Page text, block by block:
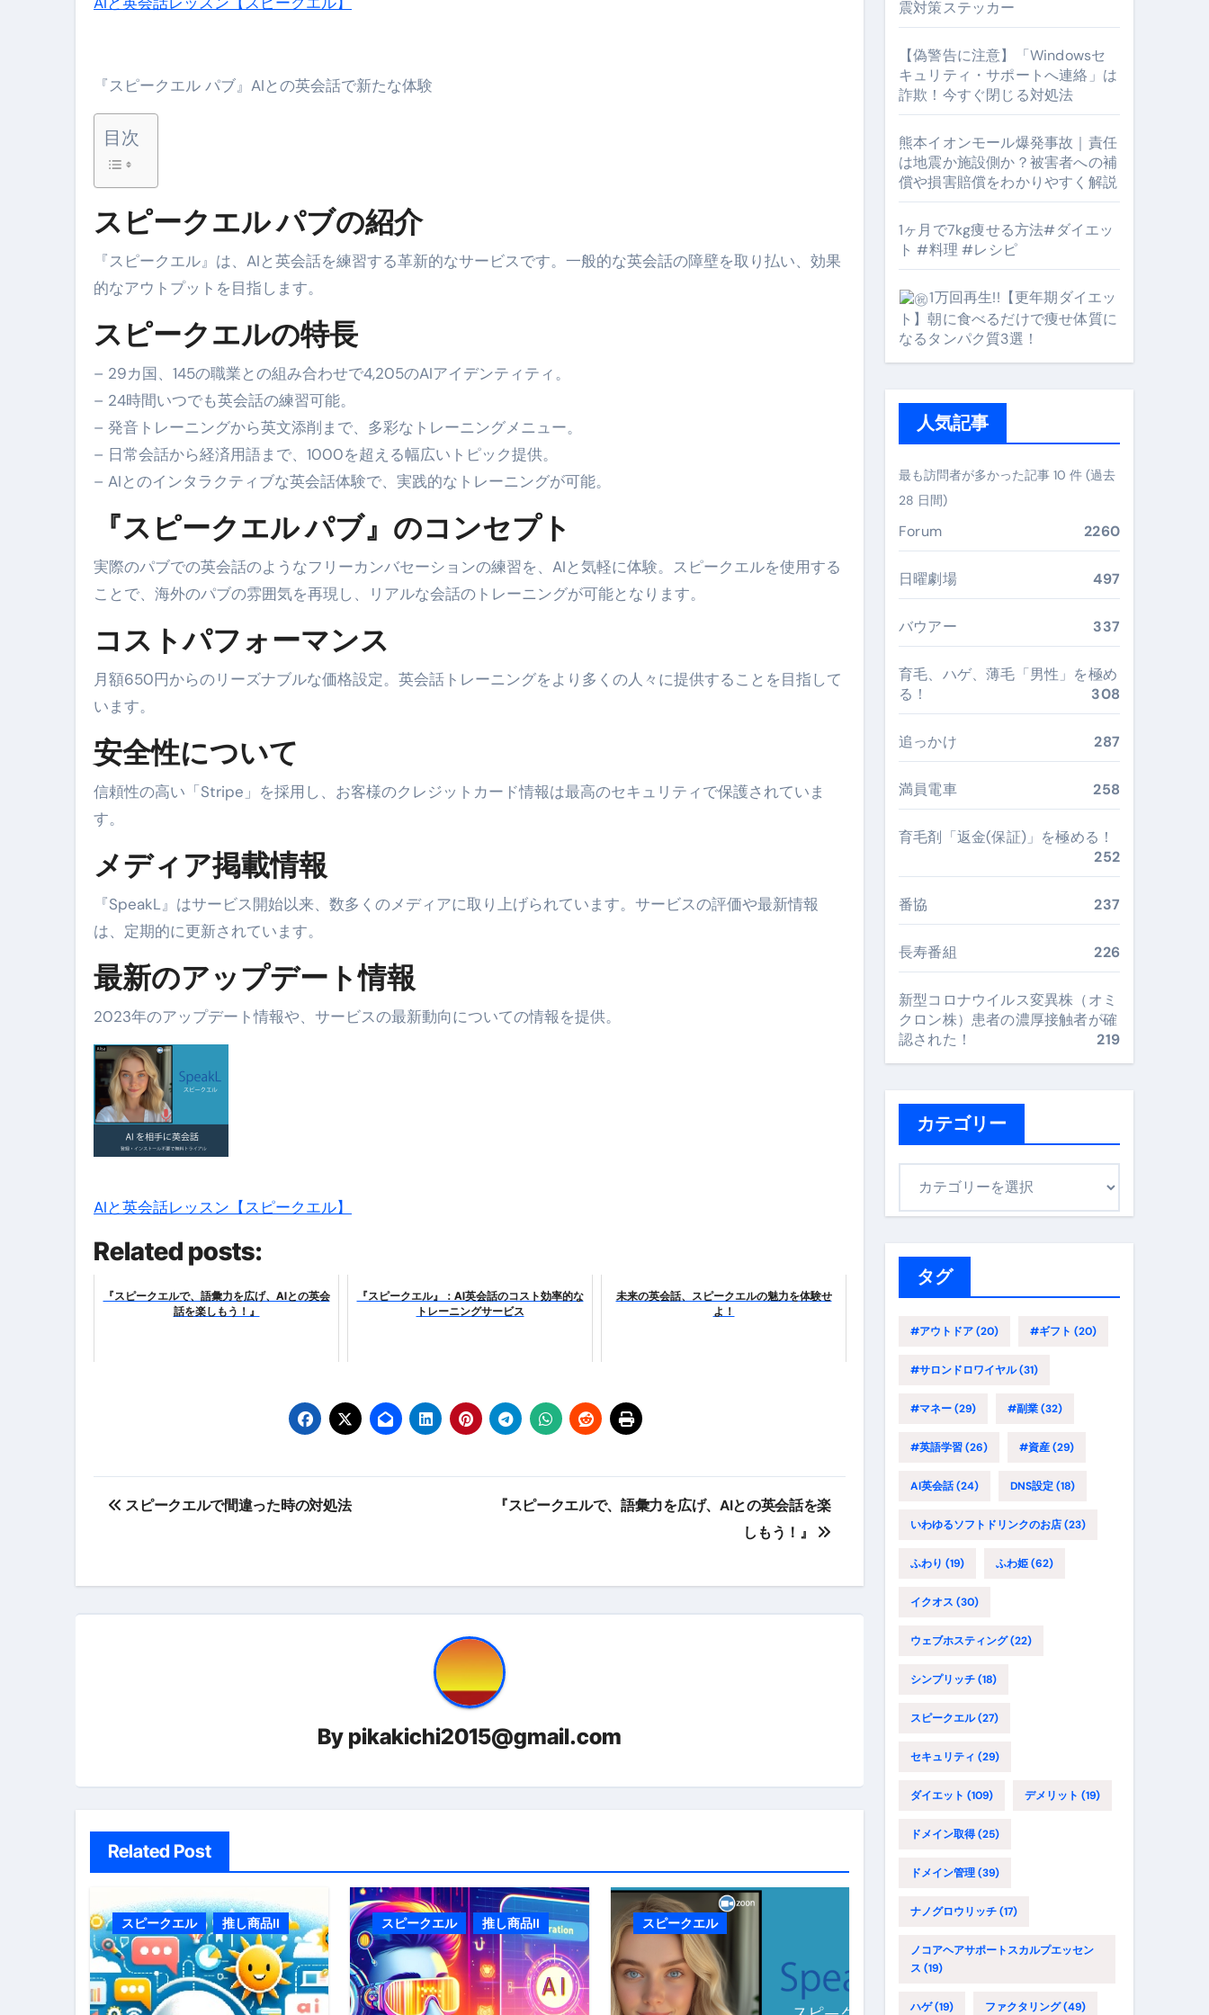
ムームードメイン 2月のおすすめドメイン特集- ビジネスの信用を築く――そのすべての起点となるのが独自ドメイン
FRONTIER スーパーセール2026 完全攻略ガイド 今こそ買い時！ゲーミングPC・高性能BTOを最安で手に入れる方法
なくす不安と消える恐怖をゼロにする時代へ Pebblebee × iMazing で完成する「究極のスマホ防衛システム」完全ガイド
使った分だけ支払う、いちばん賢いスマホ代。 BB.exciteモバイル「Fitプラン」完全ガイド
英語が「聞こえる・分かる・話せる」に変わる30日間 ― 科学的メソッドで英語脳を作る完全ガイド
【海外ツアー完全ガイド】アジア最安1万円台＆ハワイ朝食付き割引まで網羅 ― “失敗せずに選ぶ”実践大全
新春スペシャルセール完全ガイド：国内航空券＋ホテルが“セット割”で最安級！ スカイマーク／Peach／FDA／ソラシドエアを目的別に選ぶコツと、失敗し
【ムームードメイン】 【.site】今注目のドメインをご紹介
梅干しを毎日食べたらどうなるの？①【30秒でわかる効果まとめ】#梅干し #ダイエット #筋トレ #美容 #健康 #雑学 #ナレーター #小林将大
ブルーベリーを毎日食べたらどうなるの？②【30秒でわかる効果まとめ】#ダイエット #筋トレ #美容 #健康 #雑学 #ナレーター #小林将大
バナナを毎日食べたらどうなるの？①【30秒でわかる効果まとめ】#バナナ #ダイエット #筋トレ #美容 #健康 #雑学 #ナレーター #小林将大
筋トレせずにプロテインを飲み続けたらどうなるのか？ #ダイエット #プロテイン #痩せる
ドメイン取得からホームページ完成まで。ムームードメインなら“全部まとめて”安心スタート
【最新版】掛け布団の選び方“完全攻略”｜シンサレート・羽毛・人工羽毛・調温・吸湿発熱…あなたの寝室に最適解を出す快眠ガイド
【アシストステッパー】ハンドル付き・筋力アシスト・ツイスト・天然木まで徹底分類！室内で“足腰と体幹”を育てる選び方＆続け方ガイド
【2026年最新保存版】エアトリ超新春セール＆セット割完全攻略ガイド｜海外・国内旅行を最安値で実現する究極の旅術
コロナウイルス完全解説ガイド ― 正しく知ることが、最大の感染対策になる ―
「3秒で整う、新しい栄養補給」 飲むミスト（IN MIST）とは何か──「飲む」という行為を再定義する新しいサプリ体験
クリスマスの魔法で、心と未来を彩る方法――「ただのイベント」を一生の思い出に変える完全ガイドブック
磁気ネックレスは「首に着けるだけ」じゃない。日常の“重だるさ”を軽くする選択肢
【最新】手袋の選び方 完全ガイド｜スマホ対応・防寒・撥水・作業用（ニトリル/ビニール）まで目的別に失敗しない
電気カミソリ完全ガイド｜深剃り・肌へのやさしさ・防水・充電方式まで失敗しない選び方
補聴器の選び方 完全ガイド｜集音器との違い・タイプ別比較・価格の考え方・失敗しないチェックリスト（高齢者にも）
失敗しない「爪切り」完全ガイド：高級クリッパー・ニッパー・電動まで、硬い爪／巻き爪／飛び散り対策の選び方
失敗しない「カニ」完全ガイド：ズワイ・タラバ・ポーション・カット済みの選び方と、年末年始に“満足度MAX”で食べるコツ
松前漬とは何か──北海道の海と暮らしが生んだ“完成された保存食文化”
「地震は突然、備えは今日から。」防災意識を日常に変える地震対策ステッカー
『スピークエル パブ』AIとの英会話で新たな体験
目次
スピークエル パブの紹介
『スピークエル』は、AIと英会話を練習する革新的なサービスです。一般的な英会話の障壁を取り払い、効果
的なアウトプットを目指します。
スピークエルの特長
– 29カ国、145の職業との組み合わせで4,205のAIアイデンティティ。
– 24時間いつでも英会話の練習可能。
– 発音トレーニングから英文添削まで、多彩なトレーニングメニュー。
– 日常会話から経済用語まで、1000を超える幅広いトピック提供。
– AIとのインタラクティブな英会話体験で、実践的なトレーニングが可能。
『スピークエル パブ』のコンセプト
実際のパブでの英会話のようなフリーカンバセーションの練習を、AIと気軽に体験。スピークエルを使用する
ことで、海外のパブの雰囲気を再現し、リアルな会話のトレーニングが可能となります。
コストパフォーマンス
月額650円からのリーズナブルな価格設定。英会話トレーニングをより多くの人々に提供することを目指して
います。
安全性について
信頼性の高い「Stripe」を採用し、お客様のクレジットカード情報は最高のセキュリティで保護されていま
す。
メディア掲載情報
『SpeakL』はサービス開始以来、数多くのメディアに取り上げられています。サービスの評価や最新情報
は、定期的に更新されています。
最新のアップデート情報
2023年のアップデート情報や、サービスの最新動向についての情報を提供。
AIと英会話レッスン【スピークエル】
Related posts:
『スピークエルで、語彙力を広げ、AIとの英会
話を楽しもう！』
『スピークエル』：AI英会話のコスト効率的な
トレーニングサービス
未来の英会話、スピークエルの魅力を体験せ
よ！
投
ン
スピークエルで間違った時の対処法
『スピークエルで、語彙力を広げ、AIとの英会話を楽
しもう！』
By pikakichi2015@gmail.com
Related Post
スピークエル 推し商品II スピークエル 推し商品II スピークエル
震対策ステッカー
【偽警告に注意】「Windowsセ
キュリティ・サポートへ連絡」は
詐欺！今すぐ閉じる対処法
熊本イオンモール爆発事故｜責任
は地震か施設側か？被害者への補
償や損害賠償をわかりやすく解説
1ヶ月で7kg痩せる方法#ダイエッ
ト #料理 #レシピ
1万回再生!!【更年期ダイエッ
ト】朝に食べるだけで痩せ体質に
なるタンパク質3選！
人気記事
最も訪問者が多かった記事 10 件 (過去
28 日間)
Forum 2260
日曜劇場 497
バウアー 337
育毛、ハゲ、薄毛「男性」を極め
る！
308
追っかけ 287
満員電車 258
育毛剤「返金(保証)」を極める！
252
番協 237
長寿番組 226
新型コロナウイルス変異株（オミ
クロン株）患者の濃厚接触者が確
認された！
219
カテゴリー
タグ
#アウトドア(20) #ギフト (20)
#サロンドロワイヤル(31)
#マネー(29) #副業(32)
#英語学習(26) #資産(29)
AI英会話(24) DNS設定(18)
いわゆるソフトドリンクのお店(23)
ふわり (19) ふわ姫(62)
イクオス (30)
ウェブホスティング(22)
シンプリッチ(18)
スピークエル(27)
セキュリティ (29)
ダイエット (109) デメリット (19)
ドメイン取得(25)
ドメイン管理(39)
ナノグロウリッチ(17)
ノコアヘアサポートスカルプエッセン
ス (19)
ハゲ(19) ファクタリング(49)